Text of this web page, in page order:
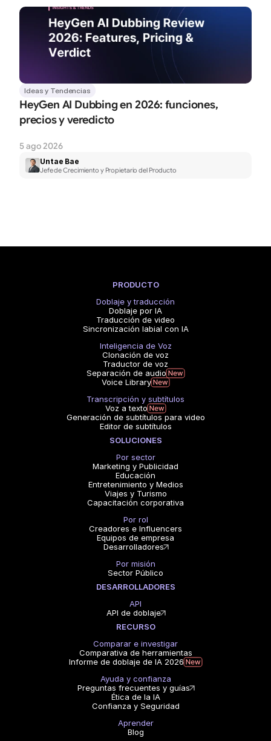
Ideas y Tendencias
HeyGen AI Dubbing en 2026: funciones,
precios y veredicto
5 ago 2026
Untae Bae
Jefe de Crecimiento y Propietario del Producto
PRODUCTO
Doblaje y traducción
Doblaje por IA
Traducción de video
Sincronización labial con IA
Inteligencia de Voz
Clonación de voz
Traductor de voz
Separación de audio
Voice Library
Transcripción y subtítulos
Voz a texto
Generación de subtítulos para video
Editor de subtítulos
SOLUCIONES
Por sector
Marketing y Publicidad
Educación
Entretenimiento y Medios
Viajes y Turismo
Capacitación corporativa
Por rol
Creadores e Influencers
Equipos de empresa
Desarrolladores
Por misión
Sector Público
DESARROLLADORES
API
API de doblaje
RECURSO
Comparar e investigar
Comparativa de herramientas
Informe de doblaje de IA 2026
Ayuda y confianza
Preguntas frecuentes y guías
Ética de la IA
Confianza y Seguridad
Aprender
Blog